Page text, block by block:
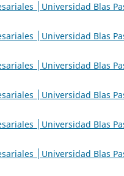
│Universidad Blas
│Universidad Blas
│Universidad Blas
│Universidad Blas
│Universidad Blas
│Universidad Blas